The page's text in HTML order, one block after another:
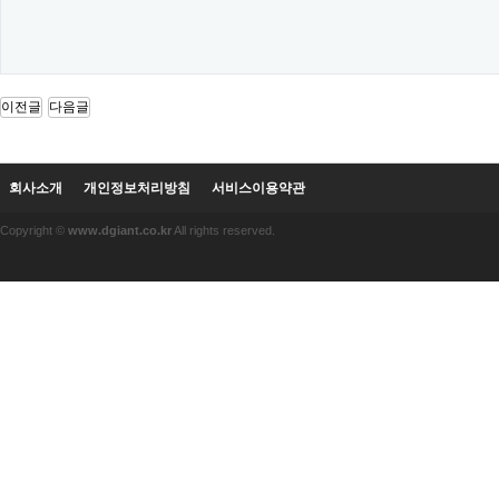
이전글 다음글
회사소개 개인정보처리방침 서비스이용약관
Copyright © www.dgiant.co.kr All rights reserved.